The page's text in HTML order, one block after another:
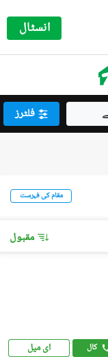
انسٹال
فلٹرز
مقام کی فہرست
مقبول
کال ای میل